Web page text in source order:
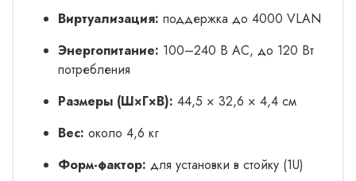
Виртуализация: поддержка до 4000 VLAN
Энергопитание: 100–240 В AC, до 120 Вт
потребления
Размеры (Ш×Г×В): 44,5 × 32,6 × 4,4 см
Вес: около 4,6 кг
Форм-фактор: для установки в стойку (1U)